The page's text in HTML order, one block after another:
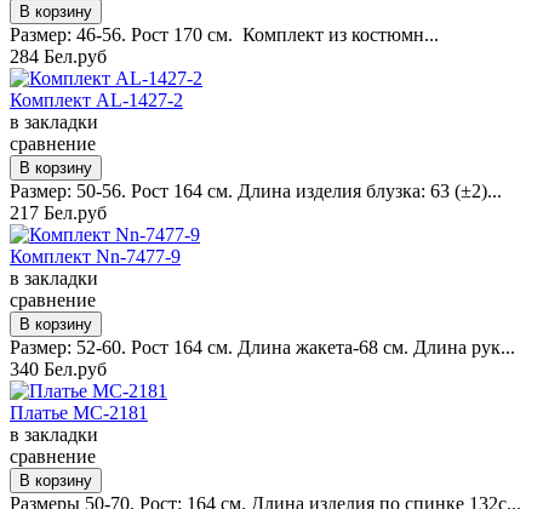
Размер: 46-56. Рост 170 см. Комплект из костюмн...
284 Бел.руб
Комплект AL-1427-2
в закладки
сравнение
Размер: 50-56. Рост 164 см. Длина изделия блузка: 63 (±2)...
217 Бел.руб
Комплект Nn-7477-9
в закладки
сравнение
Размер: 52-60. Рост 164 см. Длина жакета-68 см. Длина рук...
340 Бел.руб
Платье MC-2181
в закладки
сравнение
Размеры 50-70. Рост: 164 см. Длина изделия по спинке 132с...